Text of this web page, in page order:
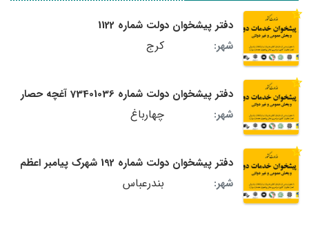
دفتر پیشخوان دولت شماره 1122
شهر:
کرج
دفتر پیشخوان دولت شماره 73401036 آغچه حصار
شهر:
چهارباغ
دفتر پیشخوان دولت شماره 192 شهرک پیامبر اعظم
شهر:
بندرعباس